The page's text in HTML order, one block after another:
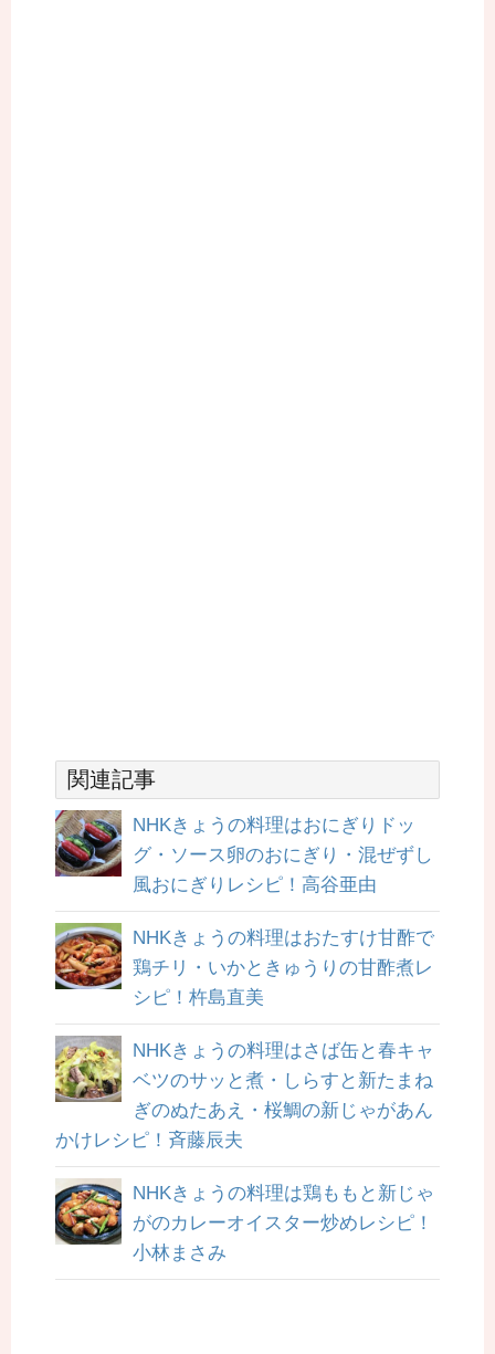
関連記事
NHKきょうの料理はおにぎりドッ
グ・ソース卵のおにぎり・混ぜずし
風おにぎりレシピ！高谷亜由
NHKきょうの料理はおたすけ甘酢で
鶏チリ・いかときゅうりの甘酢煮レ
シピ！杵島直美
NHKきょうの料理はさば缶と春キャ
ベツのサッと煮・しらすと新たまね
ぎのぬたあえ・桜鯛の新じゃがあん
かけレシピ！斉藤辰夫
NHKきょうの料理は鶏ももと新じゃ
がのカレーオイスター炒めレシピ！
小林まさみ